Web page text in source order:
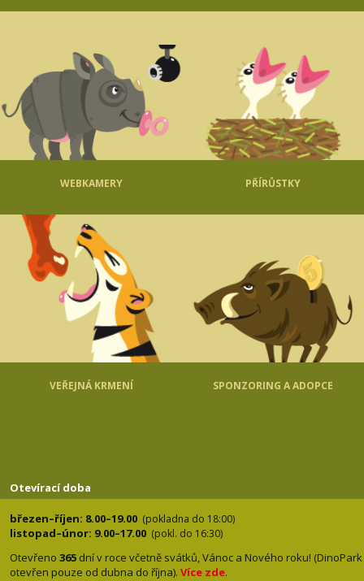
WEBKAMERY PŘÍRŮSTKY
VEŘEJNÁ KRMENÍ SPONZORING A ADOPCE
Otevírací doba
březen–říjen: 8.00–19.00 (pokladna do 18:00)
listopad–únor: 9.00–17.00 (pokl. do 16:30)
Otevřeno 365 dní v roce včetně svátků, Vánoc a Nového roku! (DinoPark
otevřen pouze od dubna do října). Více zde.